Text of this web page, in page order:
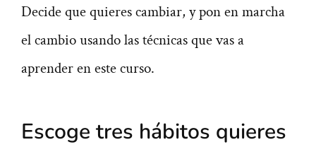
Decide que quieres cambiar, y pon en marcha
el cambio usando las técnicas que vas a
aprender en este curso.
Escoge tres hábitos quieres